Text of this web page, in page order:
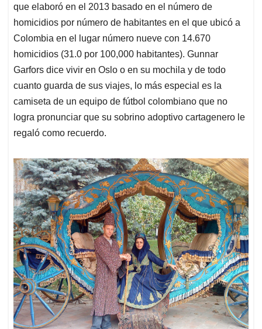
que elaboró en el 2013 basado en el número de
homicidios por número de habitantes en el que ubicó a
Colombia en el lugar número nueve con 14.670
homicidios (31.0 por 100,000 habitantes). Gunnar
Garfors dice vivir en Oslo o en su mochila y de todo
cuanto guarda de sus viajes, lo más especial es la
camiseta de un equipo de fútbol colombiano que no
logra pronunciar que su sobrino adoptivo cartagenero le
regaló como recuerdo.